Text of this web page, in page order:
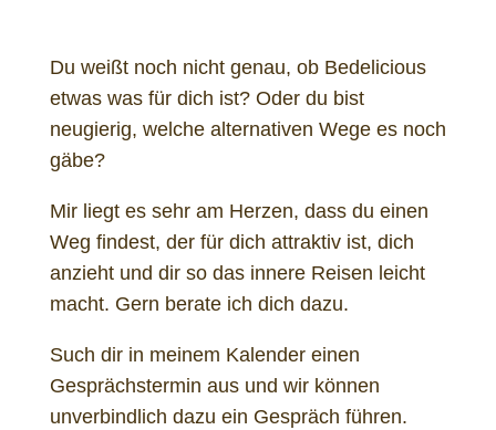
Du weißt noch nicht genau, ob Bedelicious
etwas was für dich ist? Oder du bist
neugierig, welche alternativen Wege es noch
gäbe?
Mir liegt es sehr am Herzen, dass du einen
Weg findest, der für dich attraktiv ist, dich
anzieht und dir so das innere Reisen leicht
macht. Gern berate ich dich dazu.
Such dir in meinem Kalender einen
Gesprächstermin aus und wir können
unverbindlich dazu ein Gespräch führen.